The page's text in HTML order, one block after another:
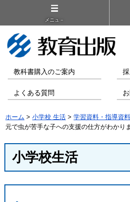
メニュ－
教科書購入のご案内
よくある質問
ホーム >小学校 生活 >学習資料・指導資料
元で虫が苦手な子への支援の仕方がわかり
小学校生活